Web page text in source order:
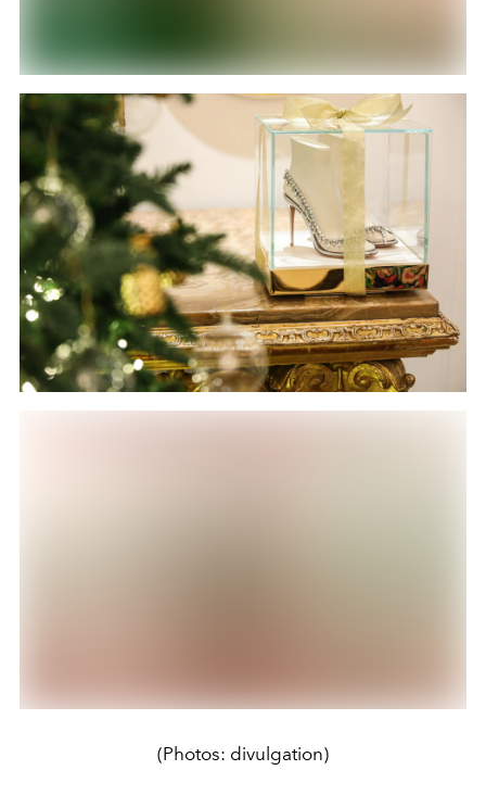
(Photos: divulgation)